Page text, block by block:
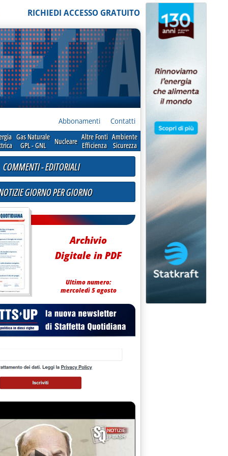
RICHIEDI ACCESSO GRATUITO
Abbonamenti Contatti
Gas Naturale
GPL - GNL
Nucleare Altre Fonti
Efficienza
Ambiente
Sicurezza
Vincenzo e Squeri'
COMMENTI - EDITORIALI
GIORNO PER GIORNO
Archivio
Digitale in PDF
Ultimo numero:
mercoledì 5 agosto